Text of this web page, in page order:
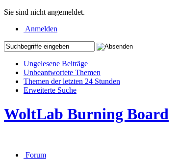
Sie sind nicht angemeldet.
Anmelden
Ungelesene Beiträge
Unbeantwortete Themen
Themen der letzten 24 Stunden
Erweiterte Suche
WoltLab Burning Board
Forum